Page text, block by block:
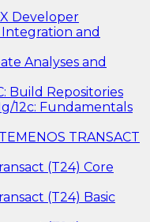
Developer
Integration and
Analyses and
Build Repositories
12c: Fundamentals
TRANSACT
(T24) Core
(T24) Basic